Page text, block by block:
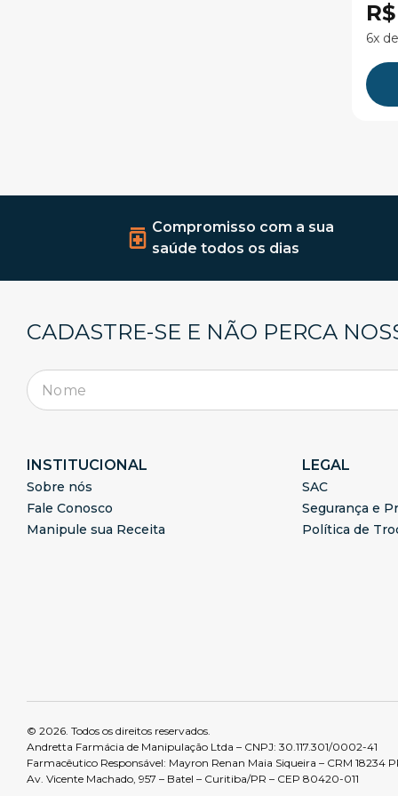
6x
Compromisso com a sua
saúde todos os dias
CADASTRE-SE E NÃO PERCA
INSTITUCIONAL
Sobre nós
Fale Conosco
Manipule sua Receita
LEGAL
SAC
Segurança e
Política de
© 2026. Todos os direitos reservados.
Andretta Farmácia de Manipulação Ltda – CNPJ: 30.117.301/0002-41
Farmacêutico Responsável: Mayron Renan Maia Siqueira – CRM 18234
Av. Vicente Machado, 957 – Batel – Curitiba/PR – CEP 80420-011